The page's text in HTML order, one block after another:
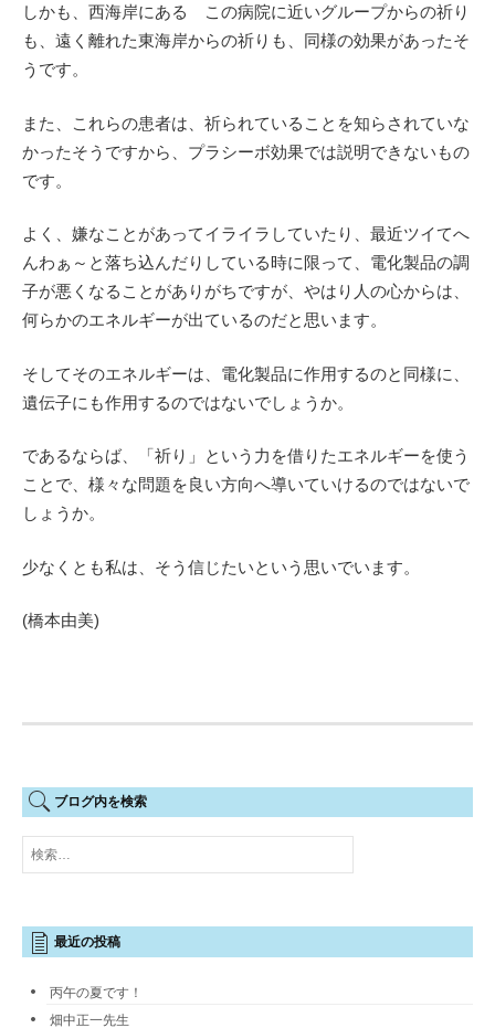
しかも、西海岸にある この病院に近いグループからの祈り
も、遠く離れた東海岸からの祈りも、同様の効果があったそ
うです。
また、これらの患者は、祈られていることを知らされていな
かったそうですから、プラシーボ効果では説明できないもの
です。
よく、嫌なことがあってイライラしていたり、最近ツイてへ
んわぁ～と落ち込んだりしている時に限って、電化製品の調
子が悪くなることがありがちですが、やはり人の心からは、
何らかのエネルギーが出ているのだと思います。
そしてそのエネルギーは、電化製品に作用するのと同様に、
遺伝子にも作用するのではないでしょうか。
であるならば、「祈り」という力を借りたエネルギーを使う
ことで、様々な問題を良い方向へ導いていけるのではないで
しょうか。
少なくとも私は、そう信じたいという思いでいます。
(橋本由美)
ブログ内を検索
検
索:
最近の投稿
丙午の夏です！
畑中正一先生